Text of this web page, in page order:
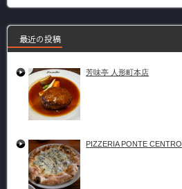
最近の投稿
芳味亭 人形町本店
PIZZERIA PONTE CENTRO